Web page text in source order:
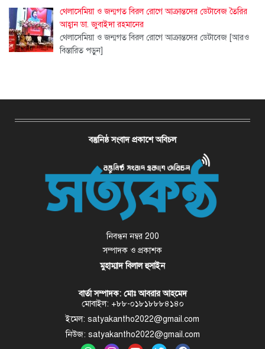
থেলাসেমিয়া ও জন্মগত বিরল রোগে আক্রান্তদের ডেটাবেজ তৈরির
আহ্বান ডা. জুবাইদা রহমানের
থেলাসেমিয়া ও জন্মগত বিরল রোগে আক্রান্তদের ডেটাবেজ [আরও
বিস্তারিত পড়ুন]
বস্তুনিষ্ঠ সংবাদ প্রকাশে অবিচল
নিবন্ধন নম্বর 200
সম্পাদক ও প্রকাশক
মুহাম্মাদ বিলাল হুসাইন
বার্তা সম্পাদক: মোঃ আবরার আহমেদ
মোবাইল: +৮৮-০১৮১৮৮৮৪১৪০
ইমেল: satyakantho2022@gmail.com
নিউজ: satyakantho2022@gmail.com